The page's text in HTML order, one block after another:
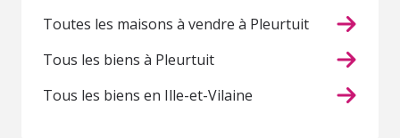
Toutes les maisons à vendre à Pleurtuit
Tous les biens à Pleurtuit
Tous les biens en Ille-et-Vilaine